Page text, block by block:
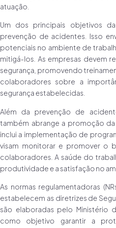
atuação.
Um dos principais objetivos
prevenção de acidentes. Isso
potenciais no ambiente de
mitigá-los. As empresas devem
segurança, promovendo
colaboradores sobre a
segurança estabelecidas.
Além da prevenção de
também abrange a promoção
inclui a implementação de
visam monitorar e promover o
colaboradores. A saúde do
produtividade e a satisfação no
As normas regulamentadoras
estabelecem as diretrizes de
são elaboradas pelo Ministério
como objetivo garantir a